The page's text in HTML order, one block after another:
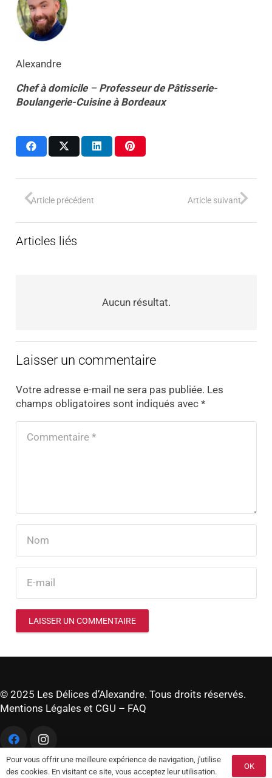
Alexandre
Chef à domicile– Professeur de Pâtisserie-
Boulangerie-Cuisine à Bordeaux
Article précédent Article suivant
Articles liés
Aucun résultat.
Laisser un commentaire
Votre adresse e-mail ne sera pas publiée. Les
champs obligatoires sont indiqués avec *
LAISSER UN COMMENTAIRE
© 2025 Les Délices d’Alexandre. Tous droits réservés.
Mentions Légales et CGU – FAQ
Pour vous offrir une meilleure expérience de navigation, j'utilise
des cookies. En visitant ce site, vous acceptez leur utilisation.
OK